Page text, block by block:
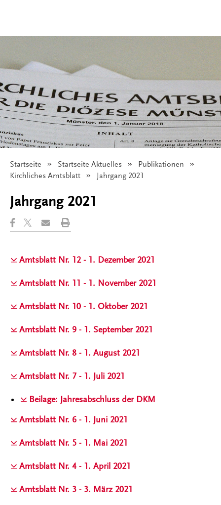
Startseite Startseite Aktuelles
Publikationen
Kirchliches Amtsblatt
Angezeigt:
Jahrgang 2021
Jahrgang 2021
Amtsblatt Nr. 12 - 1. Dezember 2021
Amtsblatt Nr. 11 - 1. November 2021
Amtsblatt Nr. 10 - 1. Oktober 2021
Amtsblatt Nr. 9 - 1. September 2021
Amtsblatt Nr. 8 - 1. August 2021
Amtsblatt Nr. 7 - 1. Juli 2021
Beilage: Jahresabschluss der DKM
Amtsblatt Nr. 6 - 1. Juni 2021
Amtsblatt Nr. 5 - 1. Mai 2021
Amtsblatt Nr. 4 - 1. April 2021
Amtsblatt Nr. 3 - 3. März 2021